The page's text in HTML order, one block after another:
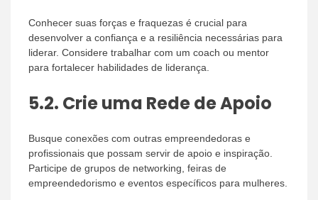
Conhecer suas forças e fraquezas é crucial para
desenvolver a confiança e a resiliência necessárias para
liderar. Considere trabalhar com um coach ou mentor
para fortalecer habilidades de liderança.
5.2. Crie uma Rede de Apoio
Busque conexões com outras empreendedoras e
profissionais que possam servir de apoio e inspiração.
Participe de grupos de networking, feiras de
empreendedorismo e eventos específicos para mulheres.